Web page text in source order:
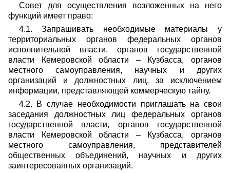
Совет для осуществления возложенных на него
функций имеет право:
4.1. Запрашивать необходимые материалы у
территориальных органов федеральных органов
исполнительной власти, органов государственной
власти Кемеровской области – Кузбасса, органов
местного самоуправления, научных и других
организаций и должностных лиц, за исключением
информации, представляющей коммерческую тайну.
4.2. В случае необходимости приглашать на свои
заседания должностных лиц федеральных органов
государственной власти, органов государственной
власти Кемеровской области – Кузбасса, органов
местного самоуправления, представителей
общественных объединений, научных и других
заинтересованных организаций.